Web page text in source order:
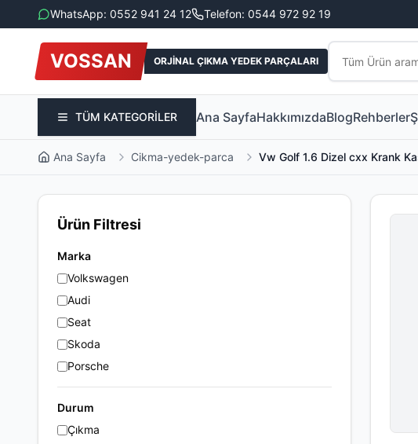
WhatsApp: 0552 941 24 12 Telefon: 0544 972 92 19
VOSSAN ORJİNAL ÇIKMA YEDEK PARÇALARI
TÜM KATEGORİLER Ana SayfaHakkımızdaBlogRehberler
Ana Sayfa Cikma-yedek-parca Vw Golf 1.6 Dizel cxx Krank
Ürün Filtresi
Marka
Volkswagen
Audi
Seat
Skoda
Porsche
Durum
Çıkma